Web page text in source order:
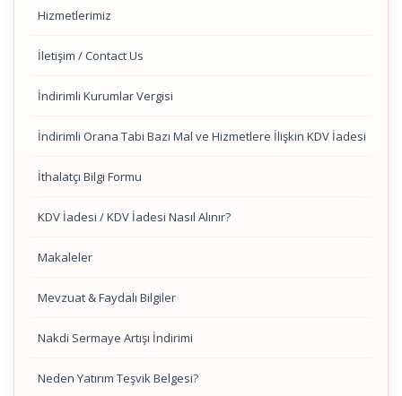
Hizmetlerimiz
İletişim / Contact Us
İndirimli Kurumlar Vergisi
İndirimli Orana Tabi Bazı Mal ve Hizmetlere İlişkin KDV İadesi
İthalatçı Bilgi Formu
KDV İadesi / KDV İadesi Nasıl Alınır?
Makaleler
Mevzuat & Faydalı Bilgiler
Nakdi Sermaye Artışı İndirimi
Neden Yatırım Teşvik Belgesi?